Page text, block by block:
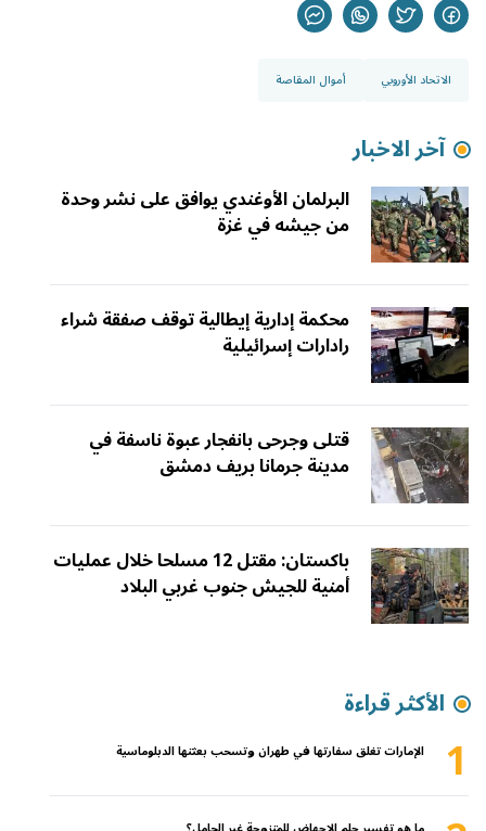
الاتحاد الأوروبي أموال المقاصة
آخر الاخبار
البرلمان الأوغندي يوافق على نشر وحدة
من جيشه في غزة
محكمة إدارية إيطالية توقف صفقة شراء
رادارات إسرائيلية
قتلى وجرحى بانفجار عبوة ناسفة في
مدينة جرمانا بريف دمشق
باكستان: مقتل 12 مسلحا خلال عمليات
أمنية للجيش جنوب غربي البلاد
الأكثر قراءة
1 الإمارات تغلق سفارتها في طهران وتسحب بعثتها الدبلوماسية